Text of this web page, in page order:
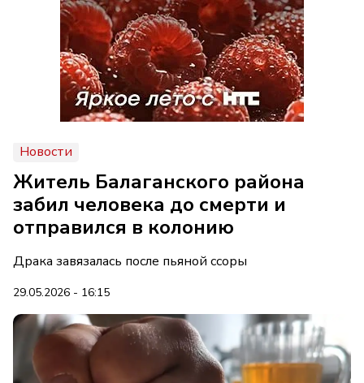
Новости
Житель Балаганского района
забил человека до смерти и
отправился в колонию
Драка завязалась после пьяной ссоры
29.05.2026 - 16:15